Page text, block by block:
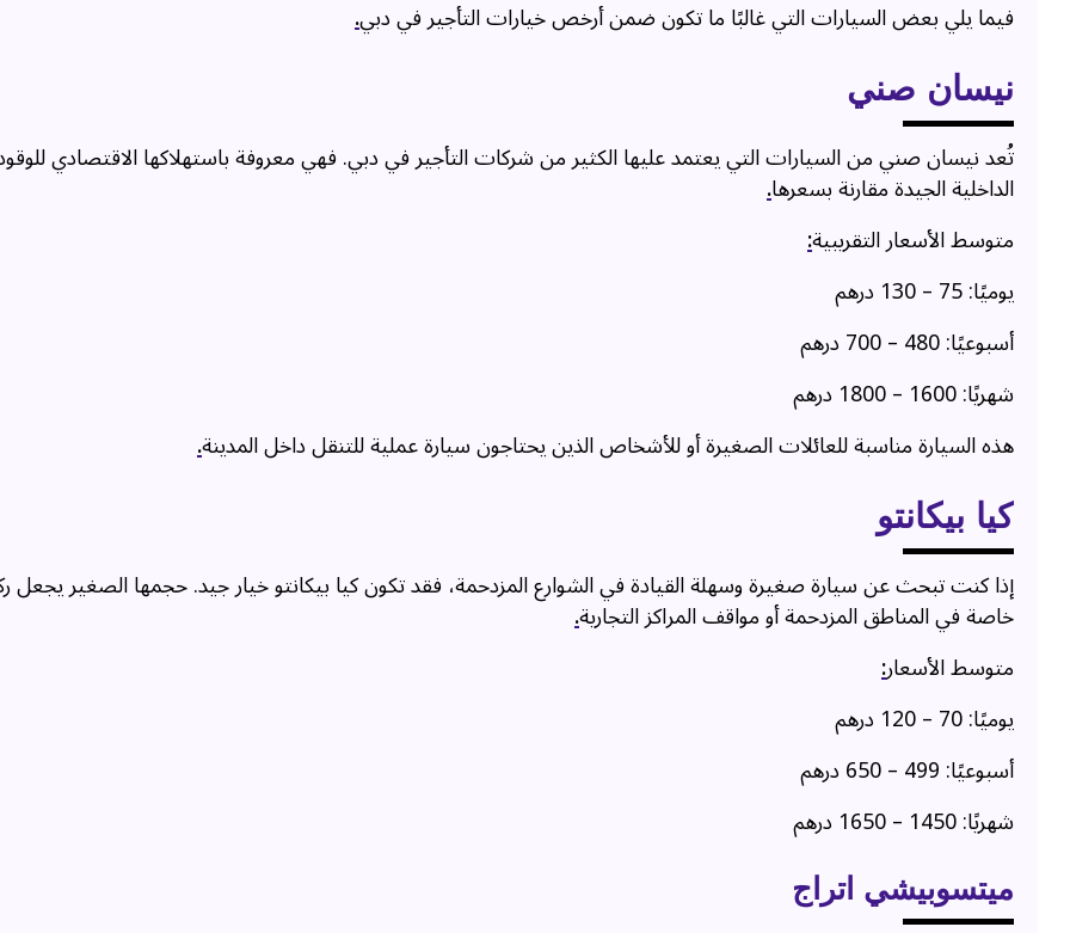
فيما يلي بعض السيارات التي غالبًا ما تكون ضمن أرخص خيارات التأجير في دبي.
نيسان صني
تُعد نيسان صني من السيارات التي يعتمد عليها الكثير من شركات التأجير في دبي. فهي معروفة باستهلاكها الاقتصادي
الداخلية الجيدة مقارنة بسعرها.
متوسط الأسعار التقريبية:
يوميًا: 75 – 130 درهم
أسبوعيًا: 480 – 700 درهم
شهريًا: 1600 – 1800 درهم
هذه السيارة مناسبة للعائلات الصغيرة أو للأشخاص الذين يحتاجون سيارة عملية للتنقل داخل المدينة.
كيا بيكانتو
إذا كنت تبحث عن سيارة صغيرة وسهلة القيادة في الشوارع المزدحمة، فقد تكون كيا بيكانتو خيار جيد. حجمها الصغير يجعل
خاصة في المناطق المزدحمة أو مواقف المراكز التجارية.
متوسط الأسعار:
يوميًا: 70 – 120 درهم
أسبوعيًا: 499 – 650 درهم
شهريًا: 1450 – 1650 درهم
ميتسوبيشي اتراج